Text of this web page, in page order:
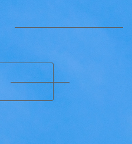
かな毎日を送れるように、
ご要望に合わせた計画を
スを提供しています。私
とで、お客様やその家族の
支援しています。
ンフレットはこち